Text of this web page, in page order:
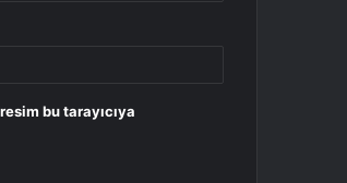
bu tarayıcıya